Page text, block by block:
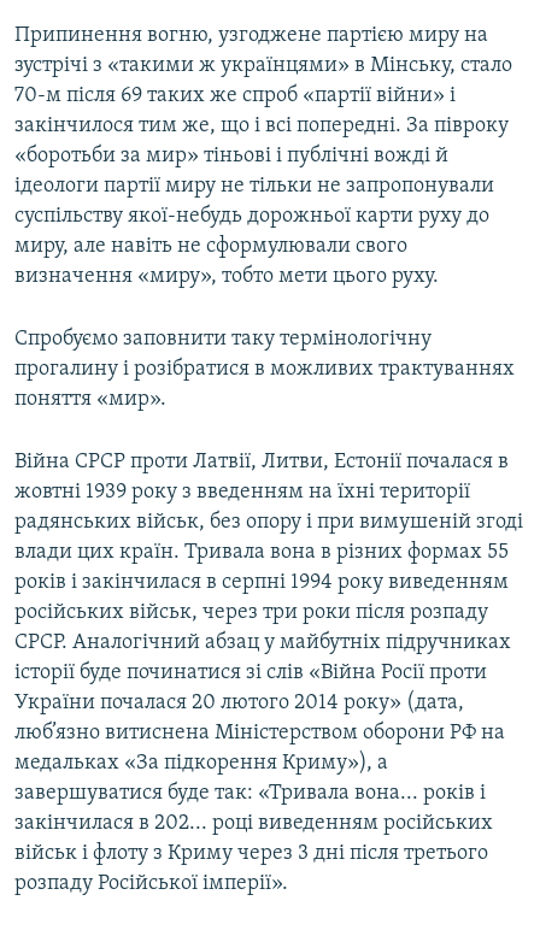
Припинення вогню, узгоджене партією миру на
зустрічі з «такими ж українцями» в Мінську, стало
70-м після 69 таких же спроб «партії війни» і
закінчилося тим же, що і всі попередні. За півроку
«боротьби за мир» тіньові і публічні вожді й
ідеологи партії миру не тільки не запропонували
суспільству якої-небудь дорожньої карти руху до
миру, але навіть не сформулювали свого
визначення «миру», тобто мети цього руху.
Спробуємо заповнити таку термінологічну
прогалину і розібратися в можливих трактуваннях
поняття «мир».
Війна СРСР проти Латвії, Литви, Естонії почалася в
жовтні 1939 року з введенням на їхні території
радянських військ, без опору і при вимушеній згоді
влади цих країн. Тривала вона в різних формах 55
років і закінчилася в серпні 1994 року виведенням
російських військ, через три роки після розпаду
СРСР. Аналогічний абзац у майбутніх підручниках
історії буде починатися зі слів «Війна Росії проти
України почалася 20 лютого 2014 року» (дата,
люб’язно витиснена Міністерством оборони РФ на
медальках «За підкорення Криму»), а
завершуватися буде так: «Тривала вона... років і
закінчилася в 202... році виведенням російських
військ і флоту з Криму через 3 дні після третього
розпаду Російської імперії».